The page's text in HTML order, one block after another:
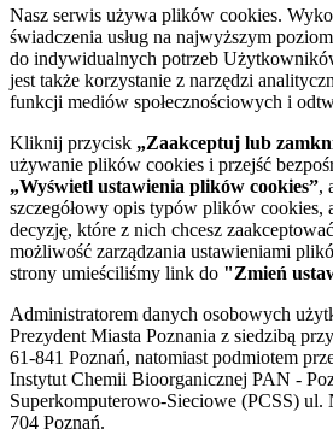
Nasz serwis używa plików cookies.
świadczenia usług na najwyższym
do indywidualnych potrzeb
jest także korzystanie z narzędzi
funkcji mediów społecznościowych i
Kliknij przycisk „Zaakceptuj lub
używanie plików cookies i przejść
„Wyświetl ustawienia plików cookies”,
szczegółowy opis typów plików cookies,
decyzję, które z nich chcesz
możliwość zarządzania ustawieniami
strony umieściliśmy link do "Zmień
Administratorem danych osobowych
Prezydent Miasta Poznania z siedzibą
61-841 Poznań, natomiast podmiotem
Instytut Chemii Bioorganicznej PAN -
Superkomputerowo-Sieciowe (PCSS)
704 Poznań.